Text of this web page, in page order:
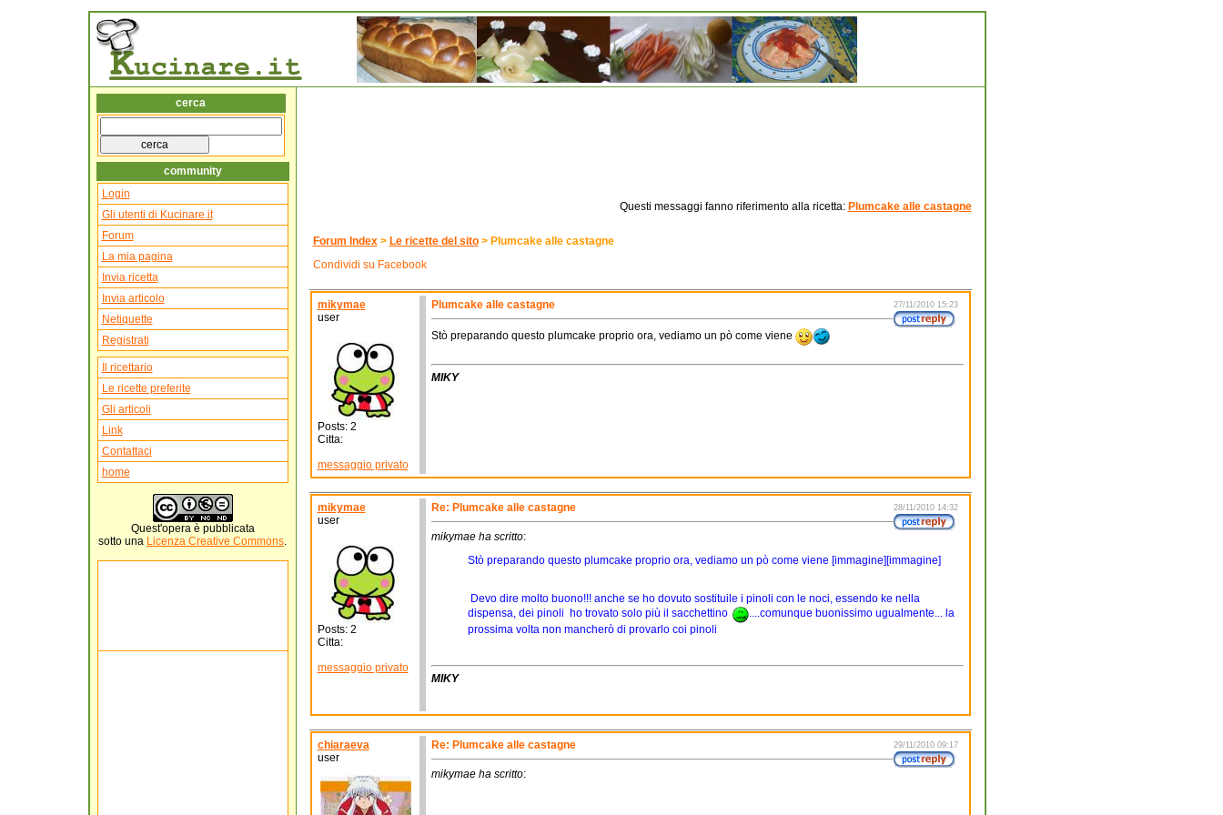
cerca
community
Login
Gli utenti di Kucinare.it
Forum
La mia pagina
Invia ricetta
Invia articolo
Netiquette
Registrati
Il ricettario
Le ricette preferite
Gli articoli
Link
Contattaci
home
Quest'operaè pubblicata
sotto una Licenza Creative Commons.
Questi messaggi fanno riferimento alla ricetta: Plumcake alle castagne
Forum Index> Le ricette del sito> Plumcake alle castagne
Condividi su Facebook
mikymae
user
Posts: 2
Citta:
messaggio privato
Plumcake alle castagne 27/11/2010 15:23
Stò preparando questo plumcake proprio ora, vediamo un pò come viene
MIKY
mikymae
user
Posts: 2
Citta:
messaggio privato
Re: Plumcake alle castagne 28/11/2010 14:32
mikymae ha scritto:
Stò preparando questo plumcake proprio ora, vediamo un pò come viene [immagine][immagine]
Devo dire molto buono!!! anche se ho dovuto sostituile i pinoli con le noci, essendo ke nella
dispensa, dei pinoli ho trovato solo più il sacchettino
....comunque buonissimo ugualmente... la
prossima volta non mancherò di provarlo coi pinoli
MIKY
chiaraeva
user
Re: Plumcake alle castagne 29/11/2010 09:17
mikymae ha scritto: